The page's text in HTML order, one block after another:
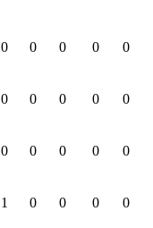
0 0 0 0 0
0 0 0 0 0
0 0 0 0 0
1 0 0 0 0